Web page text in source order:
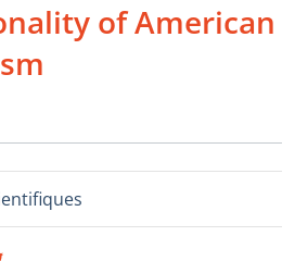
of American